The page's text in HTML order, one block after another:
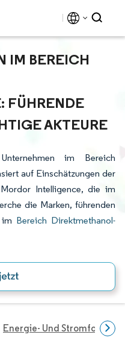
IM BEREICH
FÜHRENDE
AKTEURE
im Bereich
auf Einschätzungen der
Intelligence, die im
die Marken, führenden
Bereich Direktmethanol-
Energie- Und